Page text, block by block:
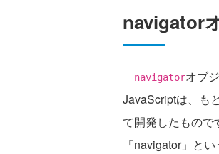
navigator
navigatorオブ
JavaScriptは、も
て開発したもの
「navigator」と